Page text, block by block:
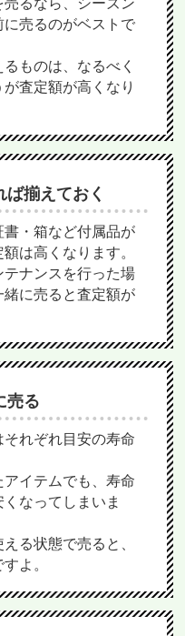
売るのがベストで
ものは、なるべく
査定額が高くなり
ば揃えておく
・箱など付属品が
は高くなります。
ナンスを行った場
に売ると査定額が
売る
れぞれ目安の寿命
イテムでも、寿命
なってしまいま
る状態で売ると、
よ。